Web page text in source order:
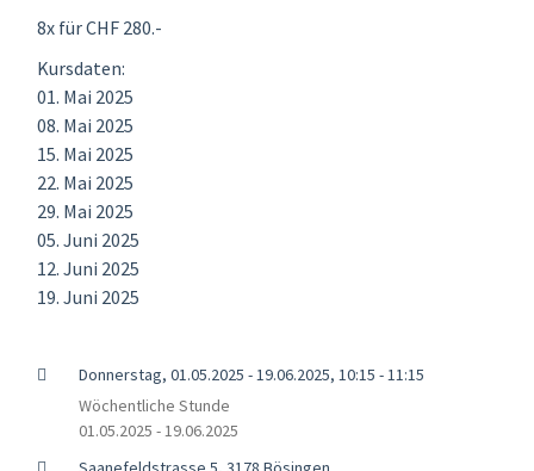
8x für CHF 280.-
Kursdaten:
01. Mai 2025
08. Mai 2025
15. Mai 2025
22. Mai 2025
29. Mai 2025
05. Juni 2025
12. Juni 2025
19. Juni 2025
Donnerstag, 01.05.2025 - 19.06.2025, 10:15 - 11:15
Wöchentliche Stunde
01.05.2025 - 19.06.2025